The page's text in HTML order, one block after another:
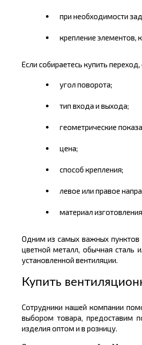
при необходимости
крепление элементов,
Если собираетесь купить
угол поворота;
тип входа и выхода;
геометрические
цена;
способ крепления;
левое или правое
материал
Одним из самых важных пунктов
цветной металл, обычная сталь
установленной вентиляции.
Купить
Сотрудники нашей компании
выбором товара, предоставим
изделия оптом и в розницу.